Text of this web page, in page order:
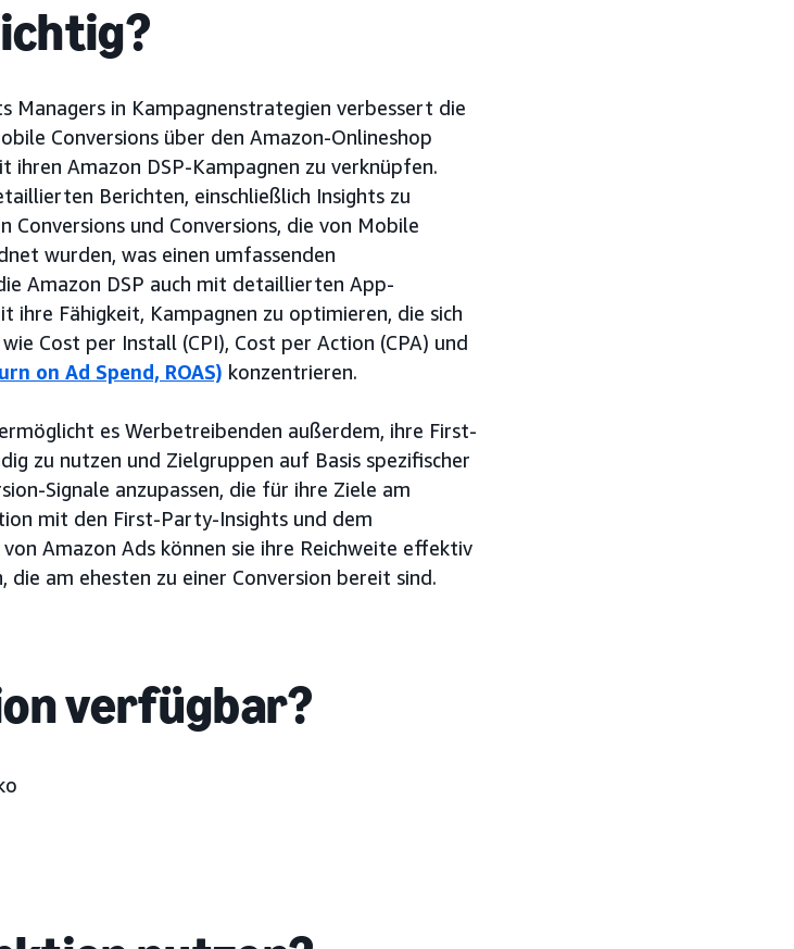
Managers in Kampagnenstrategien verbessert die
Conversions über den Amazon-Onlineshop
Amazon DSP-Kampagnen zu verknüpfen.
Berichten, einschließlich Insights zu
Conversions und Conversions, die von Mobile
wurden, was einen umfassenden
Amazon DSP auch mit detaillierten App-
ihre Fähigkeit, Kampagnen zu optimieren, die sich
Cost per Install (CPI), Cost per Action (CPA) und
on Ad Spend, ROAS) konzentrieren.
es Werbetreibenden außerdem, ihre First-
zu nutzen und Zielgruppen auf Basis spezifischer
Signale anzupassen, die für ihre Ziele am
mit den First-Party-Insights und dem
Amazon Ads können sie ihre Reichweite effektiv
am ehesten zu einer Conversion bereit sind.
verfügbar?